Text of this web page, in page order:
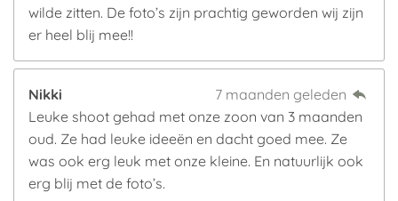
wilde zitten. De foto’s zijn prachtig geworden wij zijn
er heel blij mee!!
Nikki
7 maanden geleden
Leuke shoot gehad met onze zoon van 3 maanden
oud. Ze had leuke ideeën en dacht goed mee. Ze
was ook erg leuk met onze kleine. En natuurlijk ook
erg blij met de foto’s.